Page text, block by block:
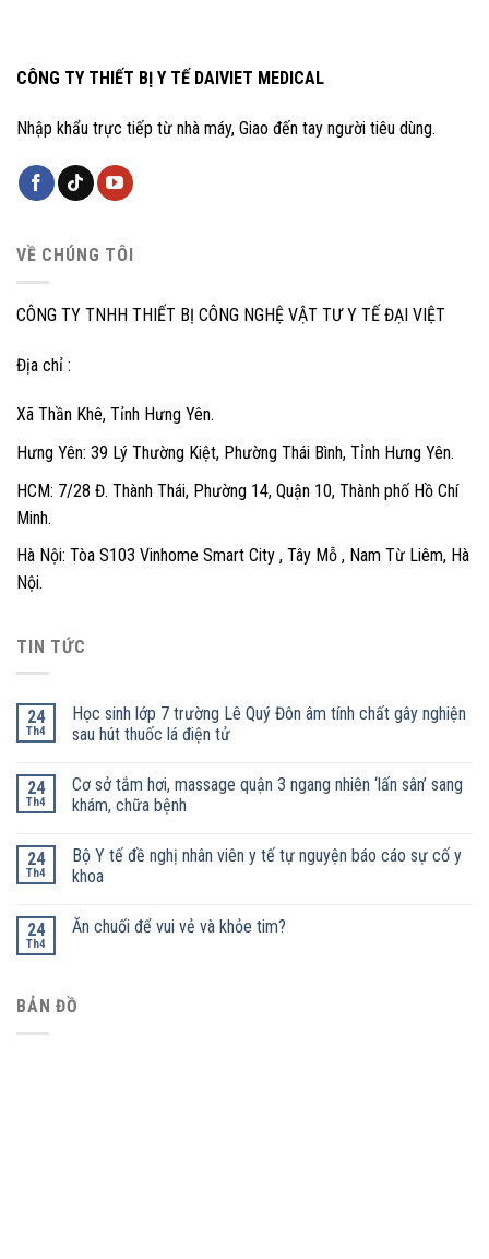
CÔNG TY THIẾT BỊ Y TẾ DAIVIET MEDICAL
Nhập khẩu trực tiếp từ nhà máy, Giao đến tay người tiêu dùng.
VỀ CHÚNG TÔI
CÔNG TY TNHH THIẾT BỊ CÔNG NGHỆ VẬT TƯ Y TẾ ĐẠI VIỆT
Địa chỉ :
Xã Thần Khê, Tỉnh Hưng Yên.
Hưng Yên: 39 Lý Thường Kiệt, Phường Thái Bình, Tỉnh Hưng Yên.
HCM: 7/28 Đ. Thành Thái, Phường 14, Quận 10, Thành phố Hồ Chí
Minh.
Hà Nội: Tòa S103 Vinhome Smart City , Tây Mỗ , Nam Từ Liêm, Hà
Nội.
TIN TỨC
24
Th4
Học sinh lớp 7 trường Lê Quý Đôn âm tính chất gây nghiện
sau hút thuốc lá điện tử
24
Th4
Cơ sở tắm hơi, massage quận 3 ngang nhiên ‘lấn sân’ sang
khám, chữa bệnh
24
Th4
Bộ Y tế đề nghị nhân viên y tế tự nguyện báo cáo sự cố y
khoa
24
Th4
Ăn chuối để vui vẻ và khỏe tim?
BẢN ĐỒ